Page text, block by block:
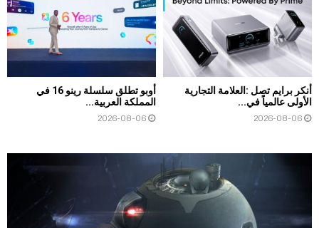
أنكر برايم تصل :العلامة التجارية
الأولى عالمياً في...
2026-08-06
أوبو تطلق سلسلة رينو 16 في
المملكة العربية...
2026-08-06